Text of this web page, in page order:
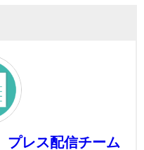
レス配信チーム